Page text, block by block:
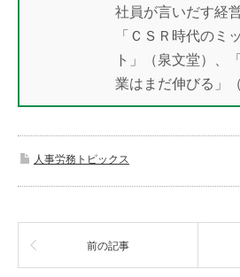
社員が言いだす経
「ＣＳＲ時代のミ
ト」（泉文堂）、
業はまだ伸びる」
人事労務トピックス
前の記事